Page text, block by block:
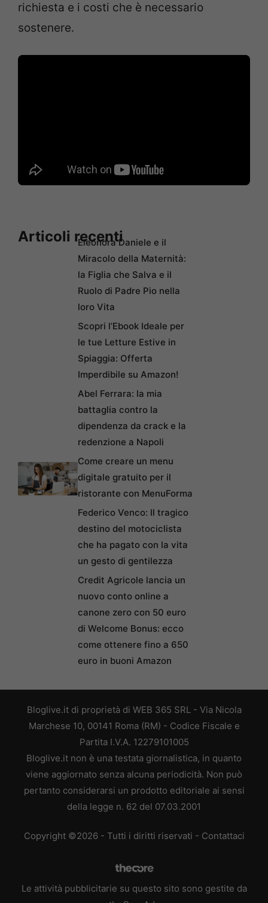
richiesta e i costi che è necessario
sostenere.
Articoli recentiEleonora Daniele e il
Miracolo della Maternità:
la Figlia che Salva e il
Ruolo di Padre Pio nella
loro Vita
Scopri l’Ebook Ideale per
le tue Letture Estive in
Spiaggia: Offerta
Imperdibile su Amazon!
Abel Ferrara: la mia
battaglia contro la
dipendenza da crack e la
redenzione a Napoli
Come creare un menu
digitale gratuito per il
ristorante con MenuForma
Federico Venco: Il tragico
destino del motociclista
che ha pagato con la vita
un gesto di gentilezza
Credit Agricole lancia un
nuovo conto online a
canone zero con 50 euro
di Welcome Bonus: ecco
come ottenere fino a 650
euro in buoni Amazon
Bloglive.it di proprietà di WEB 365 SRL - Via Nicola
Marchese 10, 00141 Roma (RM) - Codice Fiscale e
Partita I.V.A. 12279101005
Bloglive.it non è una testata giornalistica, in quanto
viene aggiornato senza alcuna periodicità. Non può
pertanto considerarsi un prodotto editoriale ai sensi
della legge n. 62 del 07.03.2001
Copyright ©2026 - Tutti i diritti riservati - Contattaci
Le attività pubblicitarie su questo sito sono gestite da